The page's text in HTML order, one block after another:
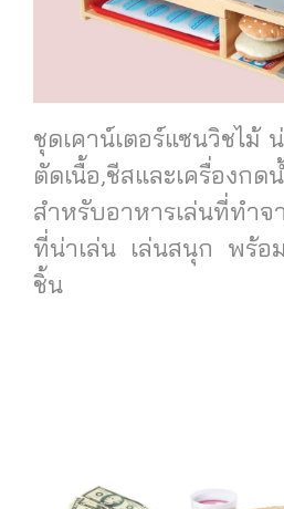
ชุดเคาน์เตอร์แซนวิชไม้
ตัดเนื้อ,ชีสและเครื่องกด
สำหรับอาหารเล่นที่ทำจ
ที่น่าเล่น เล่นสนุก พร้
ชิ้น